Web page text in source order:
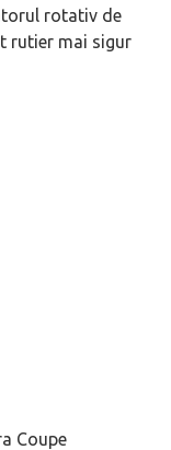
rotativ de
rutier mai sigur
Coupe